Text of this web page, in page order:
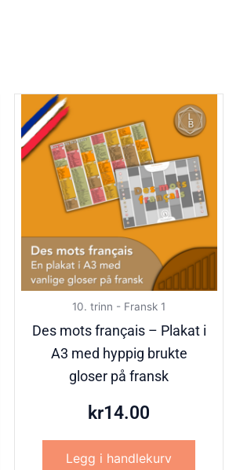
10. trinn - Fransk 1
Des mots français – Plakat i
A3 med hyppig brukte
gloser på fransk
kr14.00
Legg i handlekurv